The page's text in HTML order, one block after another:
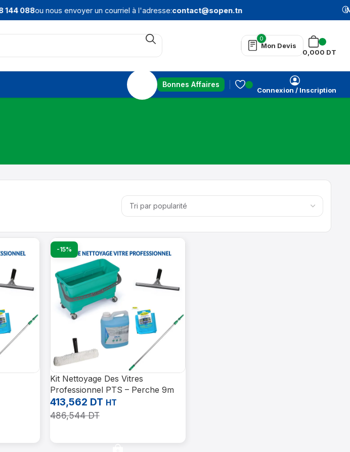
144 088ou nous envoyer un courriel à l'adresse:contact@sopen.tn
0
Mon Devis
0,000 DT
Bonnes Affaires
Connexion / Inscription
-15%
Kit Nettoyage Des Vitres
Professionnel PTS – Perche 9m
413,562 DT HT
486,544DT